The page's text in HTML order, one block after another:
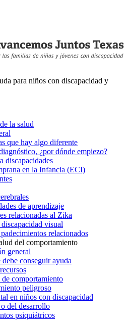
para niños con discapacidad y
la salud
que hay algo diferente
¿por dónde empiezo?
discapacidades
en la Infancia (ECI)
de aprendizaje
relacionadas al Zika
visual
relacionados
del comportamiento
general
debe conseguir ayuda
de comportamiento
peligroso
en niños con discapacidad
del desarrollo
psiquiátricos